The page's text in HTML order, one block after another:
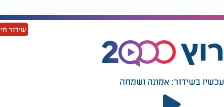
שידור חי
עכשיו בשידור: אמונה ושמחה